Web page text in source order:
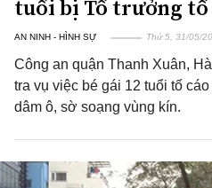
tuổi bị Tổ trưởng tổ
AN NINH - HÌNH SỰ Thứ 5, 31/05/
Công an quận Thanh Xuân,
tra vụ việc bé gái 12 tuổi tố
dâm ô, sờ soạng vùng kín.